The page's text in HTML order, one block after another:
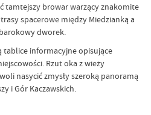
tamtejszy browar warzący znakomite
spacerowe między Miedzianką a
dworek.
tablice informacyjne opisujące
Rzut oka z wieży
nasycić zmysły szeroką panoramą
i Gór Kaczawskich.